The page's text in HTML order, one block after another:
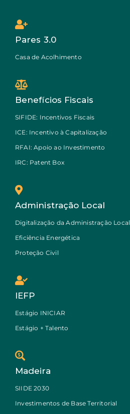
Pares 3.0
Casa de Acolhimento
Benefícios Fiscais
SIFIDE: Incentivos Fiscais
ICE: Incentivo à Capitalização
RFAI: Apoio ao Investimento
IRC: Patent Box
Administração Local
Digitalização da Administração Local
Eficiência Energética
Proteção Civil
IEFP
Estágio INICIAR
Estágio + Talento
Madeira
SIIDE 2030
Investimentos de Base Territorial